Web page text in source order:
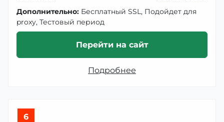
Дополнительно: Бесплатный SSL, Подойдет для
proxy, Тестовый период
Перейти на сайт
Подробнее
6